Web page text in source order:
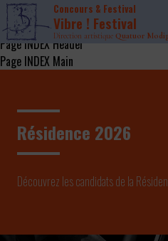
Concours & Festival
Vibre ! Festival
Direction artistique Quatuor
Page INDEX Header
Page INDEX Main
Résidence 2026
Découvrez les candidats de la